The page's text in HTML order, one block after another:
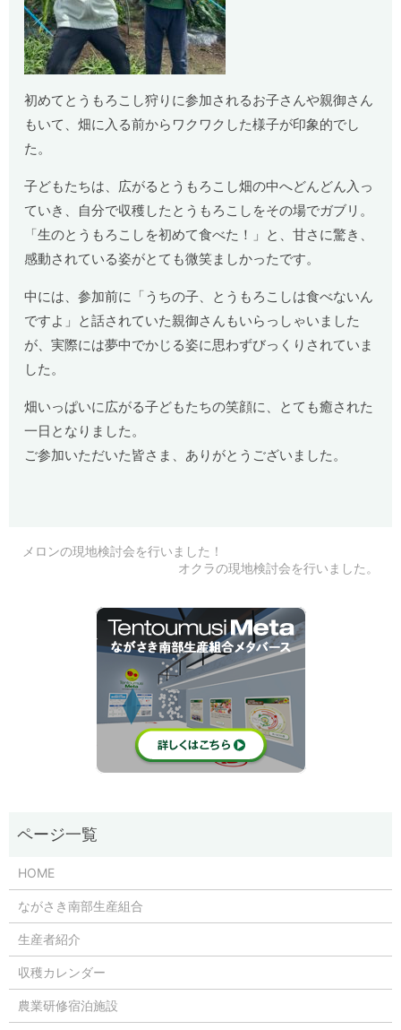
初めてとうもろこし狩りに参加されるお子さんや親御さん
もいて、畑に入る前からワクワクした様子が印象的でし
た。
子どもたちは、広がるとうもろこし畑の中へどんどん入っ
ていき、自分で収穫したとうもろこしをその場でガブリ。
「生のとうもろこしを初めて食べた！」と、甘さに驚き、
感動されている姿がとても微笑ましかったです。
中には、参加前に「うちの子、とうもろこしは食べないん
ですよ」と話されていた親御さんもいらっしゃいました
が、実際には夢中でかじる姿に思わずびっくりされていま
した。
畑いっぱいに広がる子どもたちの笑顔に、とても癒された
一日となりました。
ご参加いただいた皆さま、ありがとうございました。
メロンの現地検討会を行いました！
オクラの現地検討会を行いました。
HOME
ながさき南部生産組合
生産者紹介
収穫カレンダー
農業研修宿泊施設